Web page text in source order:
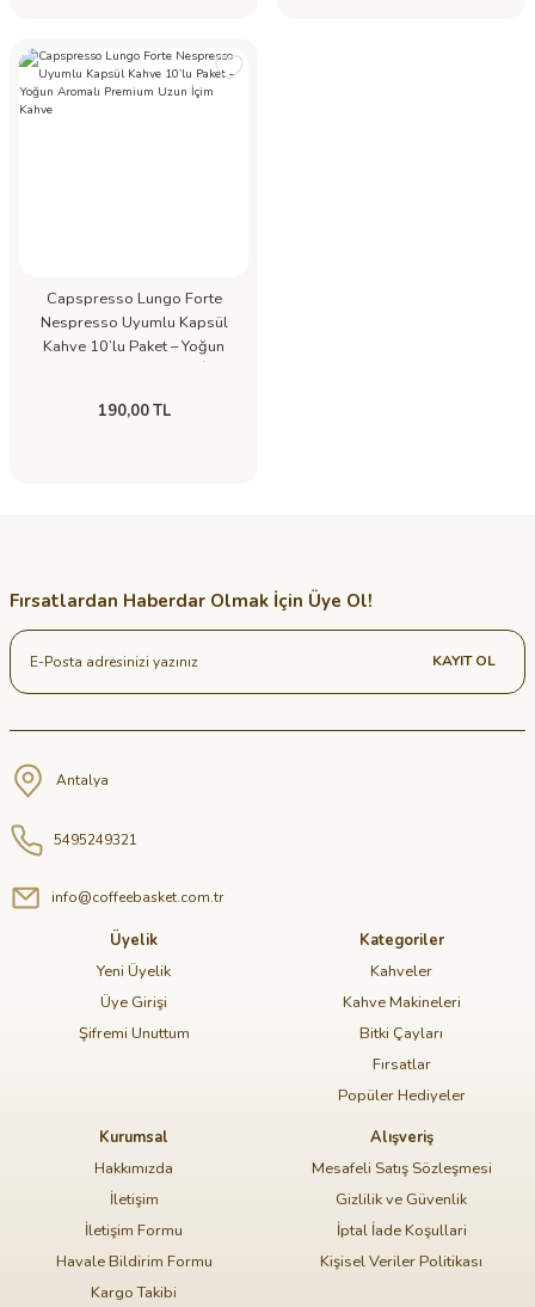
Capspresso Lungo Forte
Nespresso Uyumlu Kapsül
Kahve 10’lu Paket – Yoğun
190,00 TL
Fırsatlardan Haberdar Olmak İçin Üye Ol!
KAYIT OL
Antalya
5495249321
info@coffeebasket.com.tr
Üyelik
Yeni Üyelik
Üye Girişi
Şifremi Unuttum
Kategoriler
Kahveler
Kahve Makineleri
Bitki Çayları
Fırsatlar
Popüler Hediyeler
Kurumsal
Hakkımızda
İletişim
İletişim Formu
Havale Bildirim Formu
Kargo Takibi
Alışveriş
Mesafeli Satış Sözleşmesi
Gizlilik ve Güvenlik
İptal İade Koşullari
Kişisel Veriler Politikası